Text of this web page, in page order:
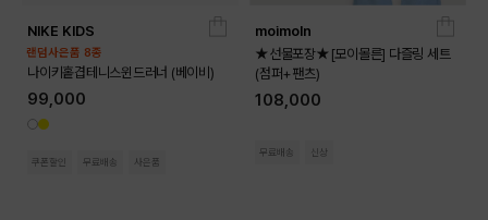
02T
NIKE KIDS
랜덤사은품 8종
나이키홑겹테니스윈드러너 (베이비)
99,000
쿠폰할인 무료배송 사은품
moimoln
★선물포장★[모이몰른] 다즐링 세트
(점퍼+팬츠)
108,000
무료배송 신상